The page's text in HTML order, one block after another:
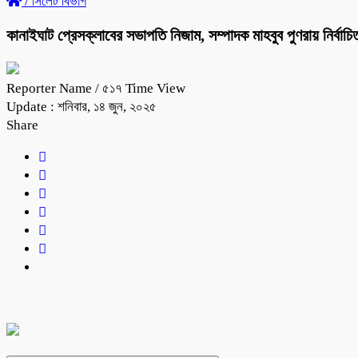
কানাইঘাট প্রেসক্লাবের সভাপতি নিজাম, সম্পাদক মাহবুব পুণরায়
Reporter Name / ৫১৭ Time View
Update : শনিবার, ১৪ জুন, ২০২৫
Share